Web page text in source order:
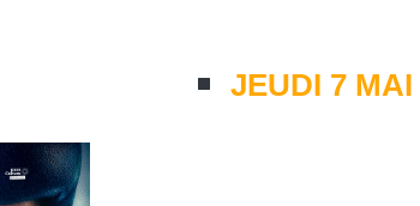
JEUDI 7 MAI